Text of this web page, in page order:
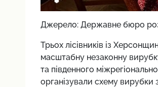
Джерело: Державне бюро
Трьох лісівників із
масштабну незаконну
та південного
організували схему вирубки